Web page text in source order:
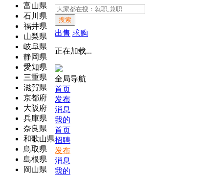
富山県
石川県
福井県
山梨県
岐阜県
静岡県
愛知県
三重県
滋賀県
京都府
大阪府
兵庫県
奈良県
和歌山県
鳥取県
島根県
岡山県
搜索
出售 求购
正在加载...
全局导航
首页
发布
消息
我的
首页
招聘
发布
消息
我的